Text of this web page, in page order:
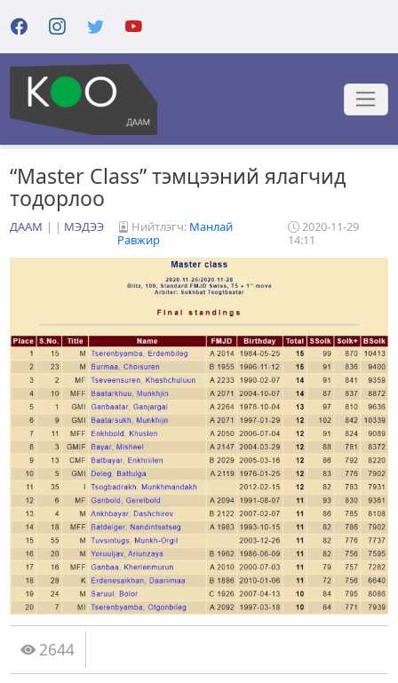
“Master Class” тэмцээний ялагчид
тодорлоо
ДААМ | МЭДЭЭ Нийтлэгч: Манлай
Равжир
2020-11-29
14:11
2644